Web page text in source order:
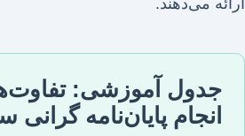
ارائه می‌دهند.
جدول آموزشی:
انجام پایان‌نامه